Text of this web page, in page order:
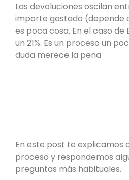
Las devoluciones oscilan
importe gastado (depende
es poca cosa. En el caso
un 21%. Es un proceso un
duda merece la pena
En este post te explicamos
proceso y respondemos
preguntas más habituales.